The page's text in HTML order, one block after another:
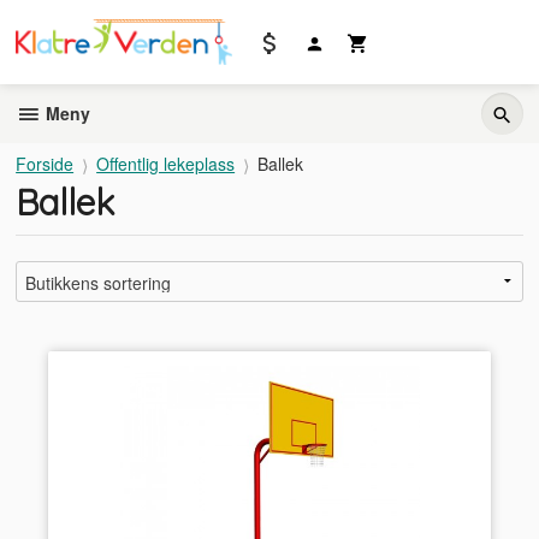
innholdet
Meny
Forside Offentlig lekeplass Ballek
Ballek